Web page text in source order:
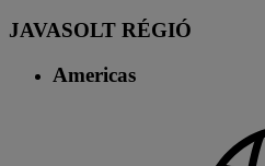
JAVASOLT RÉGIÓ
Americas